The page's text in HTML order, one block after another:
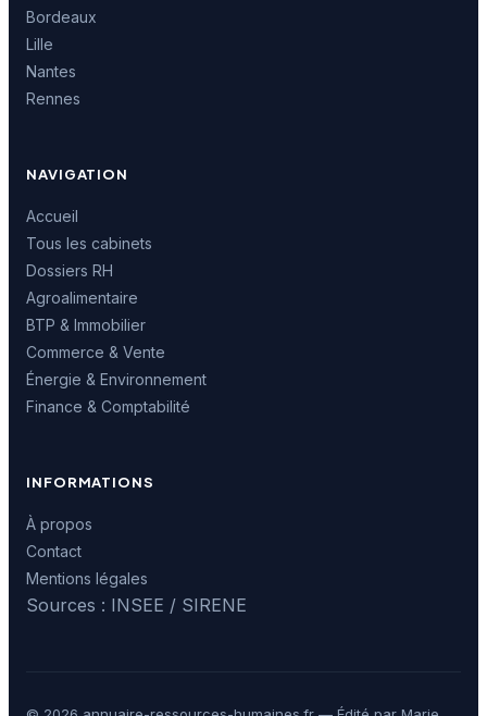
Bordeaux
Lille
Nantes
Rennes
NAVIGATION
Accueil
Tous les cabinets
Dossiers RH
Agroalimentaire
BTP & Immobilier
Commerce & Vente
Énergie & Environnement
Finance & Comptabilité
INFORMATIONS
À propos
Contact
Mentions légales
Sources : INSEE / SIRENE